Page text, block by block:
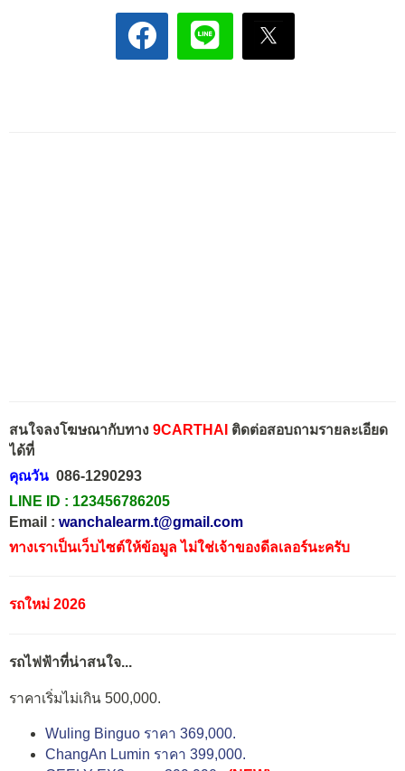
สนใจลงโฆษณากับทาง 9CARTHAI ติดต่อสอบถามรายละเอียด
ได้ที่
คุณวัน 086-1290293
LINE ID : 123456786205
Email : wanchalearm.t@gmail.com
ทางเราเป็นเว็บไซต์ให้ข้อมูล ไม่ใช่เจ้าของดีลเลอร์นะครับ
รถใหม่ 2026
รถไฟฟ้าที่น่าสนใจ...
ราคาเริ่มไม่เกิน 500,000.
Wuling Binguo ราคา 369,000.
ChangAn Lumin ราคา 399,000.